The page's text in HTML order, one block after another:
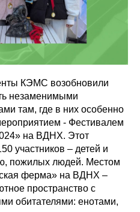
КЭМС возобновили
незаменимыми
там, где в них особенно
- Фестивалем
на ВДНХ. Этот
участников – детей и
пожилых людей. Местом
ферма» на ВДНХ –
пространство с
обитателями: енотами,